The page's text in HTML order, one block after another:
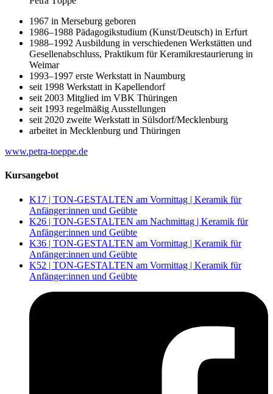
1967 in Merseburg geboren
1986–1988 Pädagogikstudium (Kunst/​Deutsch) in Erfurt
1988–1992 Ausbildung in verschiedenen Werkstätten und
Gesellenabschluss, Praktikum für Keramikrestaurierung in
Weimar
1993–1997 erste Werkstatt in Naumburg
seit 1998 Werkstatt in Kapellendorf
seit 2003 Mitglied im VBK Thüringen
seit 1993 regelmäßig Ausstellungen
seit 2020 zweite Werkstatt in Sülsdorf/​Mecklenburg
arbeitet in Mecklenburg und Thüringen
www.petra-toeppe.de
Kursangebot
K17 | TON-GESTALTEN am Vormittag | Keramik für
Anfänger:innen und Geübte
K26 | TON-GESTALTEN am Nachmittag | Keramik für
Anfänger:innen und Geübte
K36 | TON-GESTALTEN am Vormittag | Keramik für
Anfänger:innen und Geübte
K52 | TON-GESTALTEN am Vormittag | Keramik für
Anfänger:innen und Geübte